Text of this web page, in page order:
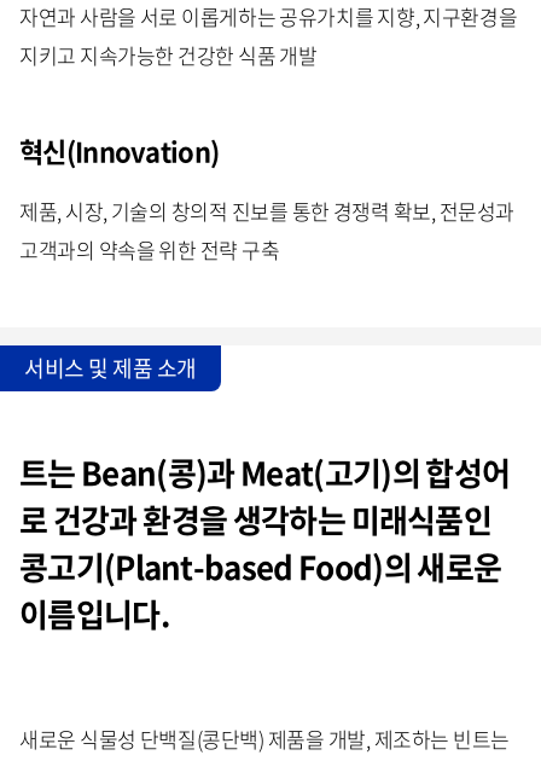
자연과 사람을 서로 이롭게하는 공유가치를 지향, 지구환경을
지키고 지속가능한 건강한 식품 개발
혁신(Innovation)
제품, 시장, 기술의 창의적 진보를 통한 경쟁력 확보, 전문성과
고객과의 약속을 위한 전략 구축
서비스 및 제품 소개
트는 Bean(콩)과 Meat(고기)의 합성어
로 건강과 환경을 생각하는 미래식품인
콩고기(Plant-based Food)의 새로운
이름입니다.
새로운 식물성 단백질(콩단백) 제품을 개발, 제조하는 빈트는